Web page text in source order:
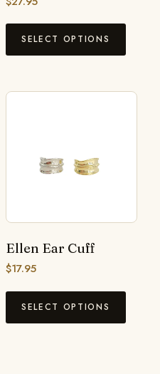
SELECT OPTIONS
Ellen Ear Cuff
$17.95
SELECT OPTIONS